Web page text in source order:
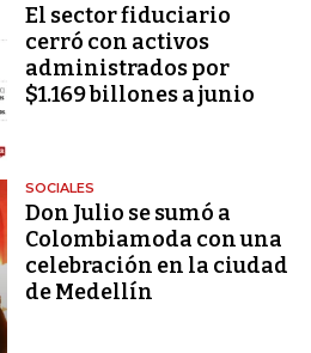
El sector fiduciario
cerró con activos
administrados por
$1.169 billones a junio
SOCIALES
Don Julio se sumó a
Colombiamoda con una
celebración en la ciudad
de Medellín